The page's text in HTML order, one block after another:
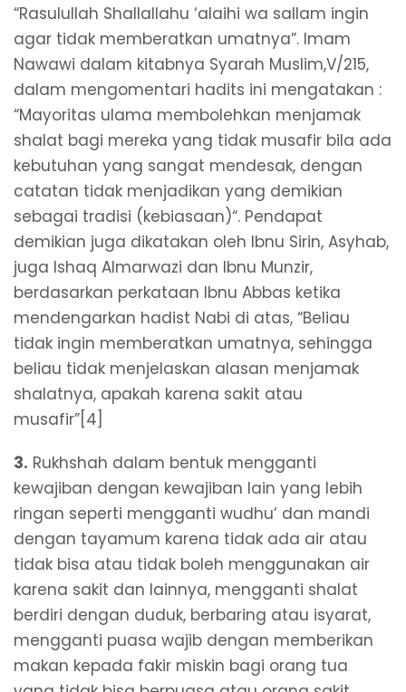
“Rasulullah Shallallahu ‘alaihi wa sallam ingin
agar tidak memberatkan umatnya”. Imam
Nawawi dalam kitabnya Syarah Muslim,V/215,
dalam mengomentari hadits ini mengatakan :
“Mayoritas ulama membolehkan menjamak
shalat bagi mereka yang tidak musafir bila ada
kebutuhan yang sangat mendesak, dengan
catatan tidak menjadikan yang demikian
sebagai tradisi (kebiasaan)“. Pendapat
demikian juga dikatakan oleh Ibnu Sirin, Asyhab,
juga Ishaq Almarwazi dan Ibnu Munzir,
berdasarkan perkataan Ibnu Abbas ketika
mendengarkan hadist Nabi di atas, “Beliau
tidak ingin memberatkan umatnya, sehingga
beliau tidak menjelaskan alasan menjamak
shalatnya, apakah karena sakit atau
musafir”[4]
3. Rukhshah dalam bentuk mengganti
kewajiban dengan kewajiban lain yang lebih
ringan seperti mengganti wudhu’ dan mandi
dengan tayamum karena tidak ada air atau
tidak bisa atau tidak boleh menggunakan air
karena sakit dan lainnya, mengganti shalat
berdiri dengan duduk, berbaring atau isyarat,
mengganti puasa wajib dengan memberikan
makan kepada fakir miskin bagi orang tua